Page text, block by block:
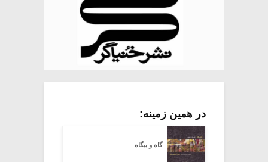
در همین زمینه:
گاه و بیگاه